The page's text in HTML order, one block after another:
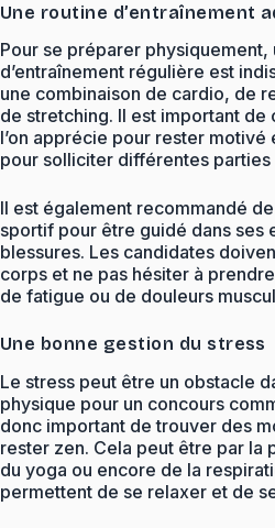
Une routine d’entraînement
Pour se préparer physiquement,
d’entraînement régulière est
une combinaison de cardio, de
de stretching. Il est important de
l’on apprécie pour rester
pour solliciter différentes parties
Il est également recommandé
sportif pour être guidé dans ses
blessures. Les candidates
corps et ne pas hésiter à
de fatigue ou de douleurs
Une bonne gestion du stress
Le stress peut être un obstacle
physique pour un concours
donc important de trouver des
rester zen. Cela peut être par la
du yoga ou encore de la
permettent de se relaxer et de